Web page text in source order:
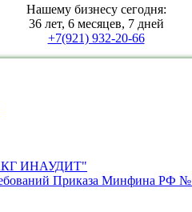
Нашему бизнесу сегодня:
36 лет, 6 месяцев, 7 дней
+7(921) 932-20-66
"АКГ ИНАУДИТ"
Приказа Минфина РФ